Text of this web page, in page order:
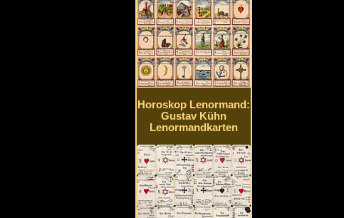
Horoskop Lenormand:
Gustav Kühn
Lenormandkarten